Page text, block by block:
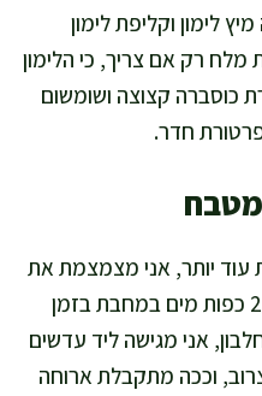
לימון וקליפת לימון
מלח רק אם צריך, כי הלימון
כוסברה קצוצה ושומשום
חדר.
עוד יותר, אני מצמצמת את
שמן הזית ל-2 כפות ומוסיפה 1–2 כפות מים במחבת בזמן
אני מגישה ליד עדשים
וככה מתקבלת ארוחה